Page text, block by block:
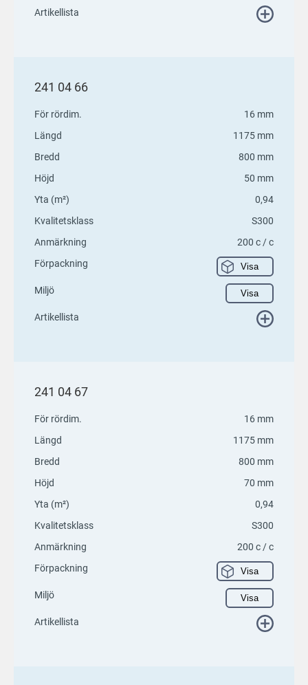
Artikellista
241 04 66
För rördim.
16 mm
Längd
1175 mm
Bredd
800 mm
Höjd
50 mm
Yta (m²)
0,94
Kvalitetsklass
S300
Anmärkning
200 c / c
Förpackning
Visa
Miljö Visa
Artikellista
241 04 67
För rördim.
16 mm
Längd
1175 mm
Bredd
800 mm
Höjd
70 mm
Yta (m²)
0,94
Kvalitetsklass
S300
Anmärkning
200 c / c
Förpackning
Visa
Miljö Visa
Artikellista